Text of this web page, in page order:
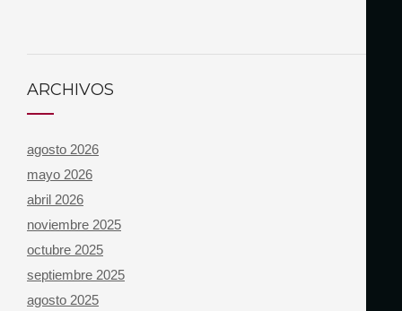
ARCHIVOS
agosto 2026
mayo 2026
abril 2026
noviembre 2025
octubre 2025
septiembre 2025
agosto 2025